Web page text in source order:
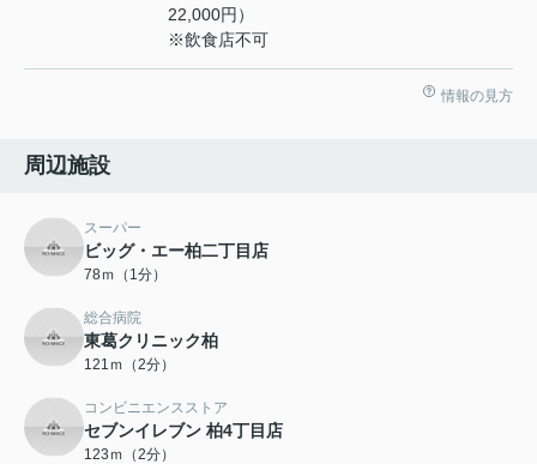
22,000円）
※飲食店不可
情報の見方
周辺施設
スーパー
ビッグ・エー柏二丁目店
78ｍ（1分）
総合病院
東葛クリニック柏
121ｍ（2分）
コンビニエンスストア
セブンイレブン 柏4丁目店
123ｍ（2分）